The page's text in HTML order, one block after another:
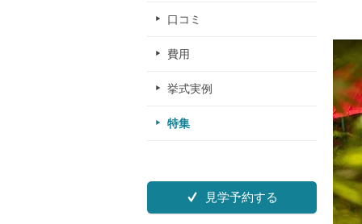
口コミ
費用
挙式実例
特集
見学予約する